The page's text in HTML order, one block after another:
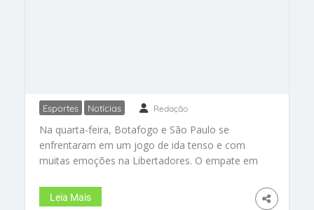
Botafogo e São Paulo ficam no
empate após ‘chuva de gols
perdidos’ pela Libertadores
Esportes Notícias Redação
Na quarta-feira, Botafogo e São Paulo se
enfrentaram em um jogo de ida tenso e com
muitas emoções na Libertadores. O empate em
decisiva no Morumbi. Com defesas sólidas, os
times prometem um duelo ainda mais intenso na
Leia Mais